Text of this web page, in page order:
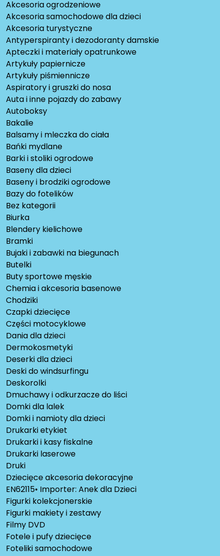
Akcesoria ogrodzeniowe
Akcesoria samochodowe dla dzieci
Akcesoria turystyczne
Antyperspiranty i dezodoranty damskie
Apteczki i materiały opatrunkowe
Artykuły papiernicze
Artykuły piśmiennicze
Aspiratory i gruszki do nosa
Auta i inne pojazdy do zabawy
Autoboksy
Bakalie
Balsamy i mleczka do ciała
Bańki mydlane
Barki i stoliki ogrodowe
Baseny dla dzieci
Baseny i brodziki ogrodowe
Bazy do fotelików
Bez kategorii
Biurka
Blendery kielichowe
Bramki
Bujaki i zabawki na biegunach
Butelki
Buty sportowe męskie
Chemia i akcesoria basenowe
Chodziki
Czapki dziecięce
Części motocyklowe
Dania dla dzieci
Dermokosmetyki
Deserki dla dzieci
Deski do windsurfingu
Deskorolki
Dmuchawy i odkurzacze do liści
Domki dla lalek
Domki i namioty dla dzieci
Drukarki etykiet
Drukarki i kasy fiskalne
Drukarki laserowe
Druki
Dziecięce akcesoria dekoracyjne
EN62115• Importer: Anek dla Dzieci
Figurki kolekcjonerskie
Figurki makiety i zestawy
Filmy DVD
Fotele i pufy dziecięce
Foteliki samochodowe